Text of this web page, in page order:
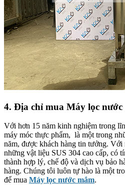
4. Địa chỉ mua Máy lọc
Với hơn 15 năm kinh nghiệm trong
máy móc thực phẩm, là một trong
năm, được khách hàng tin tưởng.
những vật liệu SUS 304 cao cấp, có
thành hợp lý, chế độ và dịch vụ bảo
hàng. Chúng tôi luôn tự hào là một
để mua Máy lọc nước mắm.